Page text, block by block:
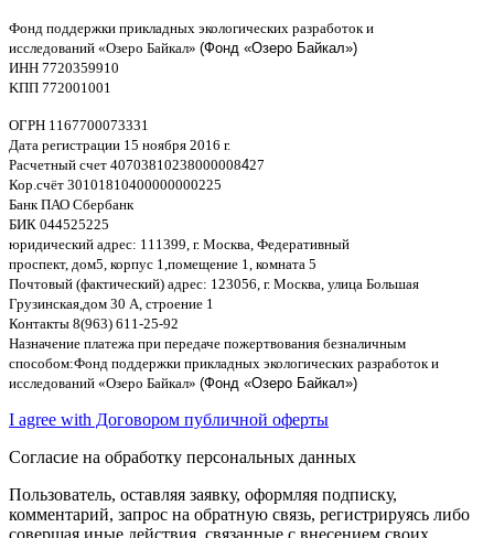
Фонд поддержки прикладных экологических разработок и
исследований «Озеро Байкал» (Фонд «Озеро Байкал»)
ИНН 7720359910
KПП 772001001
ОГРН 1167700073331
Дата регистрации 15 ноября 2016 г.
Расчетный счет 40703810238000008427
Кор счёт 30101810400000000225
Банк ПАО Сбербанк
БИК 044525225
юридический адрес: 111399, г. Москва Федеративный
проспект, дом5, корпус 1, помещение 1, комната 5
Почтовый (фактический) адрес: 123056, г. Москва улица Большая
Грузинская дом 30 А строение 1
Контакты 8(963) 611-25-92
Назначение платежа при передаче пожертвования безналичным
способом:Фонд поддержки прикладных экологических разработок и
исследований «Озеро Байкал» (Фонд «Озеро Байкал»)
I agree with Договором публичной оферты
Согласие на обработку персональных данных
Пользователь, оставляя заявку, оформляя подписку,
комментарий, запрос на обратную связь, регистрируясь либо
совершая иные действия, связанные с внесением своих